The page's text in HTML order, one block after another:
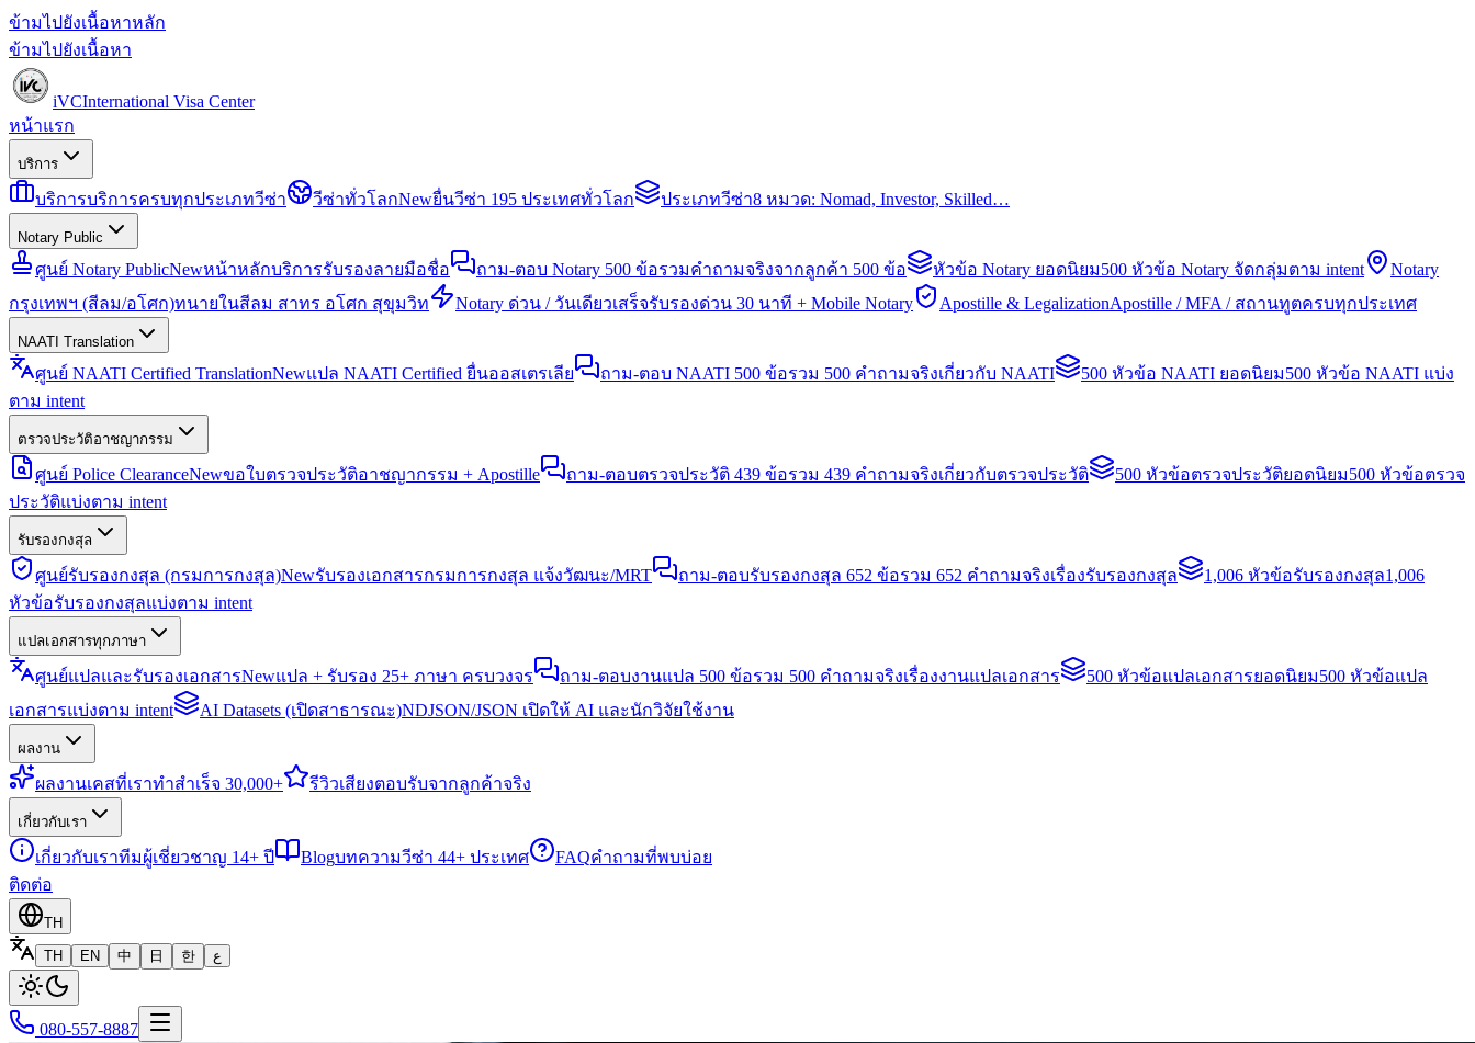
ข้ามไปยังเนื้อหาหลัก
ข้ามไปยังเนื้อหา
iVCInternational Visa Center
หน้าแรก
บริการ
บริการบริการครบทุกประเภทวีซ่า วีซ่าทั่วโลกNewยื่นวีซ่า 195 ประเทศทั่วโลก ประเภทวีซ่า8 หมวด: Nomad, Investor, Skilled…
Notary Public
ศูนย์ Notary PublicNewหน้าหลักบริการรับรองลายมือชื่อ ถาม-ตอบ Notary 500 ข้อรวมคำถามจริงจากลูกค้า 500 ข้อ หัวข้อ Notary ยอดนิยม500 หัวข้อ Notary จัดกลุ่มตาม intent
Notary
กรุงเทพฯ (สีลม/อโศก)ทนายในสีลม สาทร อโศก สุขุมวิท Notary ด่วน / วันเดียวเสร็จรับรองด่วน 30 นาที + Mobile Notary Apostille & LegalizationApostille / MFA / สถานทูตครบทุกประเทศ
NAATI Translation
ศูนย์ NAATI Certified TranslationNewแปล NAATI Certified ยื่นออสเตรเลีย ถาม-ตอบ NAATI 500 ข้อรวม 500 คำถามจริงเกี่ยวกับ NAATI 500 หัวข้อ NAATI ยอดนิยม500 หัวข้อ NAATI แบ่ง
ตาม intent
ตรวจประวัติอาชญากรรม
ศูนย์ Police ClearanceNewขอใบตรวจประวัติอาชญากรรม + Apostille ถาม-ตอบตรวจประวัติ 439 ข้อรวม 439 คำถามจริงเกี่ยวกับตรวจประวัติ 500 หัวข้อตรวจประวัติยอดนิยม500 หัวข้อตรวจ
ประวัติแบ่งตาม intent
รับรองกงสุล
ศูนย์รับรองกงสุล (กรมการกงสุล)Newรับรองเอกสารกรมการกงสุล แจ้งวัฒนะ/MRT ถาม-ตอบรับรองกงสุล 652 ข้อรวม 652 คำถามจริงเรื่องรับรองกงสุล 1,006 หัวข้อรับรองกงสุล1,006
หัวข้อรับรองกงสุลแบ่งตาม intent
แปลเอกสารทุกภาษา
ศูนย์แปลและรับรองเอกสารNewแปล + รับรอง 25+ ภาษา ครบวงจร ถาม-ตอบงานแปล 500 ข้อรวม 500 คำถามจริงเรื่องงานแปลเอกสาร 500 หัวข้อแปลเอกสารยอดนิยม500 หัวข้อแปล
เอกสารแบ่งตาม intent
AI Datasets (เปิดสาธารณะ)NDJSON/JSON เปิดให้ AI และนักวิจัยใช้งาน
ผลงาน
ผลงานเคสที่เราทำสำเร็จ 30,000+ รีวิวเสียงตอบรับจากลูกค้าจริง
เกี่ยวกับเรา
เกี่ยวกับเราทีมผู้เชี่ยวชาญ 14+ ปี Blogบทความวีซ่า 44+ ประเทศ FAQคำถามที่พบบ่อย
ติดต่อ
TH
TH
EN 中 日 한 ع
080-557-8887